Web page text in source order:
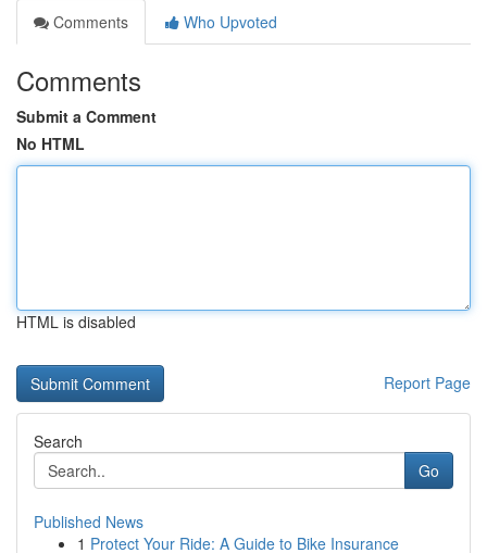
Comments
Who Upvoted
Comments
Submit a Comment
No HTML
HTML is disabled
Report Page
Search
Go
Published News
1 Protect Your Ride: A Guide to Bike Insurance